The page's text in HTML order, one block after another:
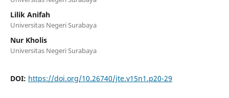
Lilik Anifah
Universitas Negeri Surabaya
Nur Kholis
Universitas Negeri Surabaya
DOI: https://doi.org/10.26740/jte.v15n1.p20-29